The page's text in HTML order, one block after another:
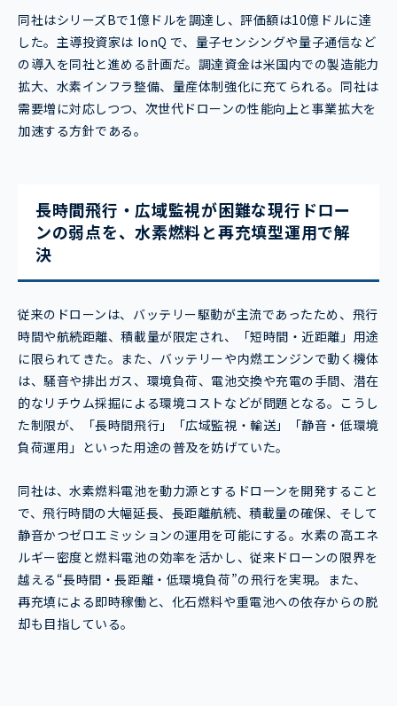
同社はシリーズBで1億ドルを調達し、評価額は10億ドルに達
した。主導投資家は IonQ で、量子センシングや量子通信など
の導入を同社と進める計画だ。調達資金は米国内での製造能力
拡大、水素インフラ整備、量産体制強化に充てられる。同社は
需要増に対応しつつ、次世代ドローンの性能向上と事業拡大を
加速する方針である。
長時間飛行・広域監視が困難な現行ドロー
ンの弱点を、水素燃料と再充填型運用で解
決
従来のドローンは、バッテリー駆動が主流であったため、飛行
時間や航続距離、積載量が限定され、「短時間・近距離」用途
に限られてきた。また、バッテリーや内燃エンジンで動く機体
は、騒音や排出ガス、環境負荷、電池交換や充電の手間、潜在
的なリチウム採掘による環境コストなどが問題となる。こうし
た制限が、「長時間飛行」「広域監視・輸送」「静音・低環境
負荷運用」といった用途の普及を妨げていた。
同社は、水素燃料電池を動力源とするドローンを開発すること
で、飛行時間の大幅延長、長距離航続、積載量の確保、そして
静音かつゼロエミッションの運用を可能にする。水素の高エネ
ルギー密度と燃料電池の効率を活かし、従来ドローンの限界を
越える“長時間・長距離・低環境負荷”の飛行を実現。また、
再充填による即時稼働と、化石燃料や重電池への依存からの脱
却も目指している。